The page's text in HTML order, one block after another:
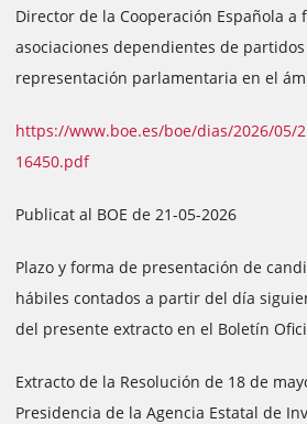
Director de la Cooperación Española a
asociaciones dependientes de
representación parlamentaria en el
https://www.boe.es/boe/dias/2026/05/
16450.pdf
Publicat al BOE de 21-05-2026
Plazo y forma de presentación de
hábiles contados a partir del día
del presente extracto en el Boletín
Extracto de la Resolución de 18 de
Presidencia de la Agencia Estatal de